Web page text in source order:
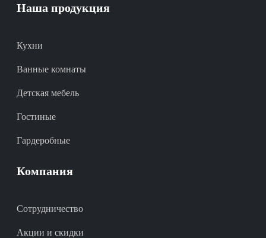
Наша продукция
Кухни
Ванные комнаты
Детская мебель
Гостиные
Гардеробные
Компания
Сотрудничество
Акции и скидки